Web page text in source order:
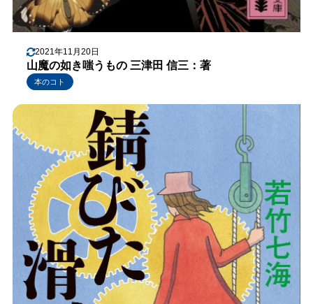
2021年11月20日
山魔の如き嗤うもの 三津田 信三：著
本のコト